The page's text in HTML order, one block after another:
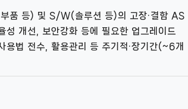
품 등) 및 S/W(솔루션 등)의 고장·결함 AS
성 개선, 보안강화 등에 필요한 업그레이드
용법 전수, 활용관리 등 주기적·장기간(~6개